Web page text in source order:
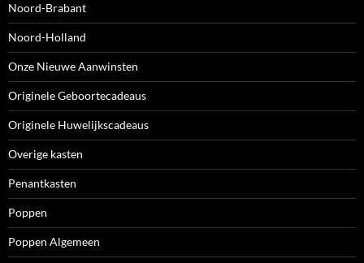
Noord-Brabant
Noord-Holland
Onze Nieuwe Aanwinsten
Originele Geboortecadeaus
Originele Huwelijkscadeaus
Overige kasten
Penantkasten
Poppen
Poppen Algemeen